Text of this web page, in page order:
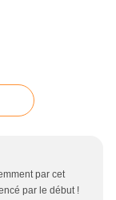
par cet
par le début !